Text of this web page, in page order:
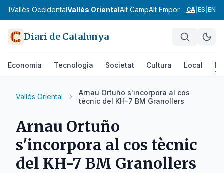
Vallès OccidentalVallès OrientalAlt CampAlt EmpordàAlt
CA ES EN
Diari de Catalunya
Economia Tecnologia Societat Cultura Local
Vallès Oriental
Arnau Ortuño s'incorpora al cos
tècnic del KH-7 BM Granollers
Arnau Ortuño
s'incorpora al cos tècnic
del KH-7 BM Granollers